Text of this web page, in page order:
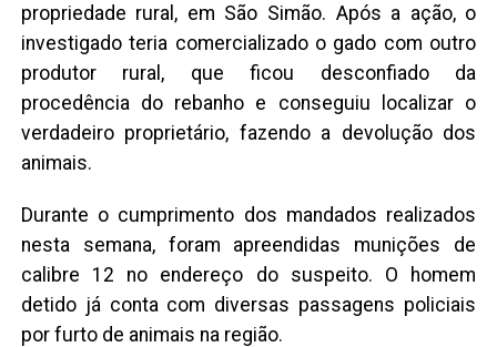
propriedade rural, em São Simão. Após a ação, o
investigado teria comercializado o gado com outro
produtor rural, que ficou desconfiado da
procedência do rebanho e conseguiu localizar o
verdadeiro proprietário, fazendo a devolução dos
animais.
Durante o cumprimento dos mandados realizados
nesta semana, foram apreendidas munições de
calibre 12 no endereço do suspeito. O homem
detido já conta com diversas passagens policiais
por furto de animais na região.